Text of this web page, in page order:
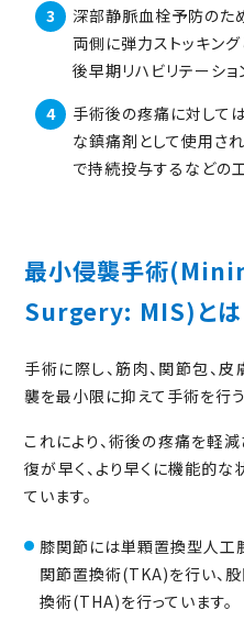
深部静脈血栓予防のた
両側に弾力ストッキン
後早期リハビリテーショ
手術後の疼痛に対して
な鎮痛剤として使用さ
で持続投与するなどの
最小侵襲手術
Surgery: MIS)とは
手術に際し、筋肉、関節包、
襲を最小限に抑えて手術を行う
これにより、術後の疼痛を軽
復が早く、より早くに機能的
ています。
膝関節には単顆置換型人
関節置換術(TKA)を行い、
換術(THA)を行っています。